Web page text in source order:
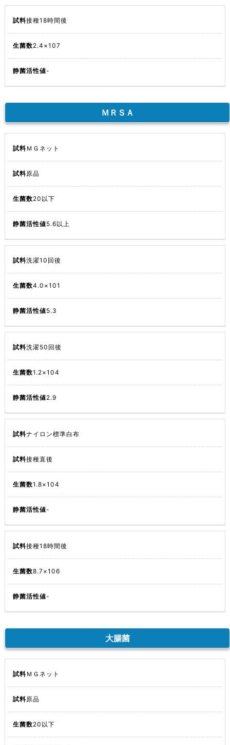
接種18時間後
2.4×107
-
ＭＲＳＡ
ＭＧネット
原品
20以下
5.6以上
洗濯10回後
4.0×101
5.3
洗濯50回後
1.2×104
2.9
ナイロン標準白布
接種直後
1.8×104
-
接種18時間後
8.7×106
-
大腸菌
ＭＧネット
原品
20以下